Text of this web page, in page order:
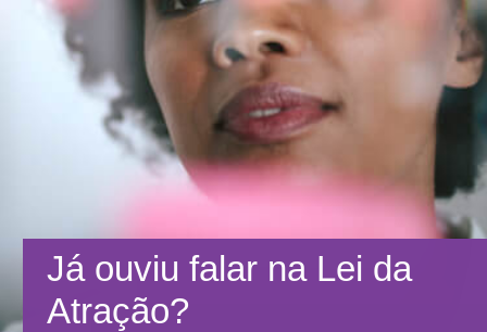
Já ouviu falar na Lei da
Atração?